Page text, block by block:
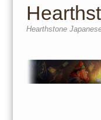
Hearthstone